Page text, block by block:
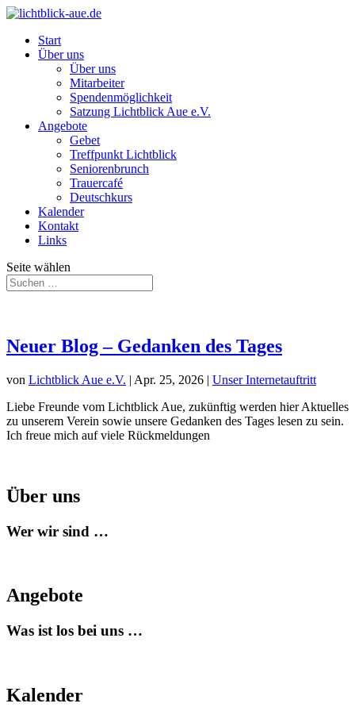
Start
Über uns
Über uns
Mitarbeiter
Spendenmöglichkeit
Satzung Lichtblick Aue e.V.
Angebote
Gebet
Treffpunkt Lichtblick
Seniorenbrunch
Trauercafé
Deutschkurs
Kalender
Kontakt
Links
Seite wählen
Neuer Blog – Gedanken des Tages
von Lichtblick Aue e.V. | Apr. 25, 2026 | Unser Internetauftritt
Liebe Freunde vom Lichtblick Aue, zukünftig werden hier Aktuelles
zu unserem Verein sowie unsere Gedanken des Tages lesen zu sein.
Ich freue mich auf viele Rückmeldungen
Über uns
Wer wir sind …
Angebote
Was ist los bei uns …
Kalender